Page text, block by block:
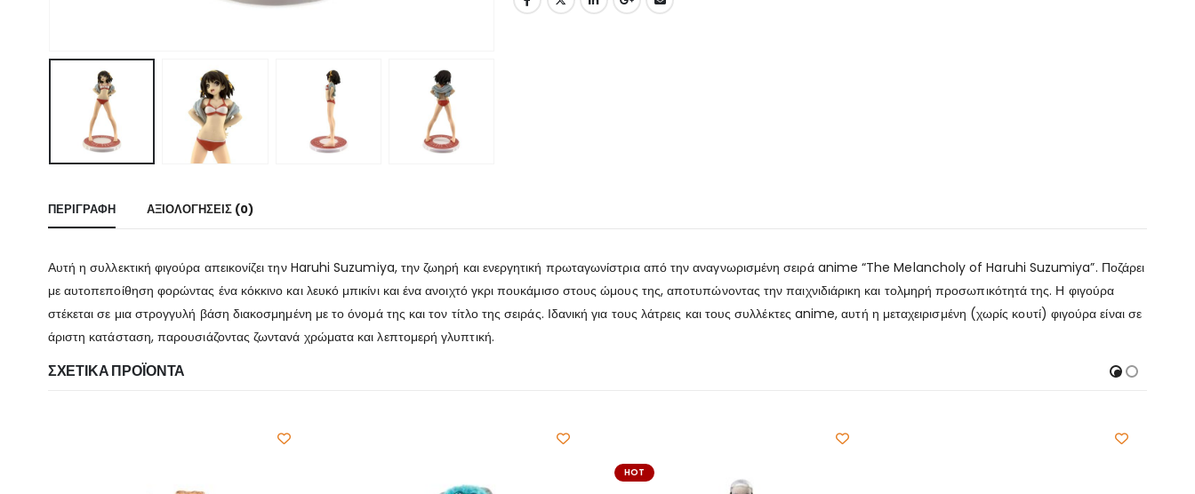
ΠΕΡΙΓΡΑΦΉ ΑΞΙΟΛΟΓΉΣΕΙΣ (0)
Αυτή η συλλεκτική φιγούρα απεικονίζει την Haruhi Suzumiya, την ζωηρή και ενεργητική πρωταγωνίστρια από την αναγνωρισμένη σειρά anime “The Melancholy of Haruhi Suzumiya”. Ποζάρει
με αυτοπεποίθηση φορώντας ένα κόκκινο και λευκό μπικίνι και ένα ανοιχτό γκρι πουκάμισο στους ώμους της, αποτυπώνοντας την παιχνιδιάρικη και τολμηρή προσωπικότητά της. Η φιγούρα
στέκεται σε μια στρογγυλή βάση διακοσμημένη με το όνομά της και τον τίτλο της σειράς. Ιδανική για τους λάτρεις και τους συλλέκτες anime, αυτή η μεταχειρισμένη (χωρίς κουτί) φιγούρα είναι σε
άριστη κατάσταση, παρουσιάζοντας ζωντανά χρώματα και λεπτομερή γλυπτική.
ΣΧΕΤΙΚΆ ΠΡΟΪΌΝΤΑ
HOT